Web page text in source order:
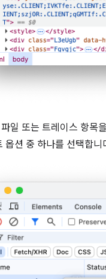
일 또는 트레이스 항목
옵션 중 하나를 선택합니